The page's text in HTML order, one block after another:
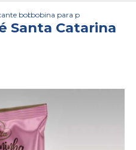
bobina picole extrusado
bobina para picole santa
Santa Catarina